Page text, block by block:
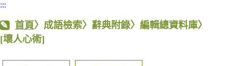
:::
首頁〉成語檢索〉辭典附錄〉編輯總資料庫〉
[壞人心術]